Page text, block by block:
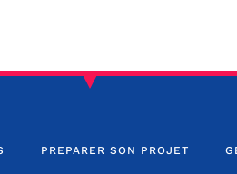
PREPARER SON PROJET